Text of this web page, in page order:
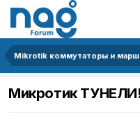
Mikrotik коммутаторы и
Микротик ТУНЕЛИ!